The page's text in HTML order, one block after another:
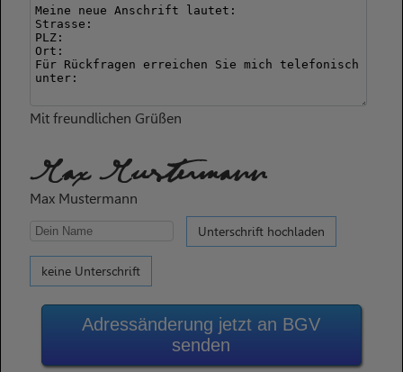
Mit freundlichen Grüßen
Max Mustermann
Max Mustermann
Unterschrift hochladen
keine Unterschrift
Adressänderung jetzt an BGV
senden